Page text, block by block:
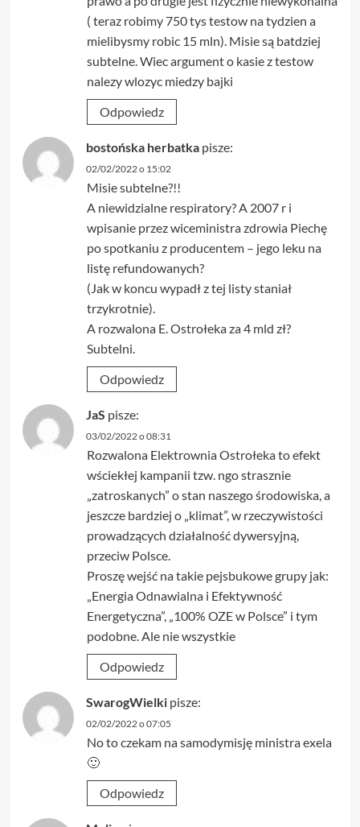
( teraz robimy 750 tys testow na tydzien a
mielibysmy robic 15 mln). Misie są batdziej
subtelne. Wiec argument o kasie z testow
nalezy wlozyc miedzy bajki
Odpowiedz
bostońska herbatka pisze:
02/02/2022 o 15:02
Misie subtelne?!!
A niewidzialne respiratory? A 2007 r i
wpisanie przez wiceministra zdrowia Piechę
po spotkaniu z producentem – jego leku na
listę refundowanych?
(Jak w koncu wypadł z tej listy staniał
trzykrotnie).
A rozwalona E. Ostrołeka za 4 mld zł?
Subtelni.
Odpowiedz
JaS pisze:
03/02/2022 o 08:31
Rozwalona Elektrownia Ostrołeka to efekt
wściekłej kampanii tzw. ngo strasznie
„zatroskanych” o stan naszego środowiska, a
jeszcze bardziej o „klimat”, w rzeczywistości
prowadzących działalność dywersyjną,
przeciw Polsce.
Proszę wejść na takie pejsbukowe grupy jak:
„Energia Odnawialna i Efektywność
Energetyczna”, „100% OZE w Polsce” i tym
podobne. Ale nie wszystkie
Odpowiedz
SwarogWielki pisze:
02/02/2022 o 07:05
No to czekam na samodymisję ministra exela
🙂
Odpowiedz